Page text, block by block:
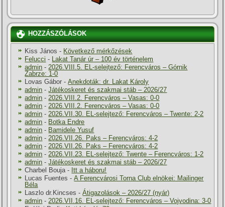
HOZZÁSZÓLÁSOK
Kiss János - Következő mérkőzések
Felucci - Lakat Tanár úr – 100 év történelem
admin -2026.VIII.5. EL-selejtező: Ferencváros – Górnik
Zabrze: 1-0
Lovas Gábor -Anekdoták: dr. Lakat Károly
admin -Játékoskeret és szakmai stáb – 2026/27
admin -2026.VIII.2. Ferencváros – Vasas: 0-0
admin -2026.VIII.2. Ferencváros – Vasas: 0-0
admin -2026.VII.30. EL-selejtező: Ferencváros – Twente: 2-2
admin - Botka Endre
admin - Bamidele Yusuf
admin -2026.VII.26. Paks – Ferencváros: 4-2
admin -2026.VII.26. Paks – Ferencváros: 4-2
admin -2026.VII.23. EL-selejtező: Twente – Ferencváros: 1-2
admin -Játékoskeret és szakmai stáb – 2026/27
Charbel Bouja- Itt a háboru!
Lucas Fuentes -A Ferencvárosi Torna Club elnökei: Mailinger
Béla
Laszlo dr.Kincses -Átigazolások – 2026/27 (nyár)
admin -2026.VII.16. EL-selejtező: Ferencváros – Vojvodina: 3-0